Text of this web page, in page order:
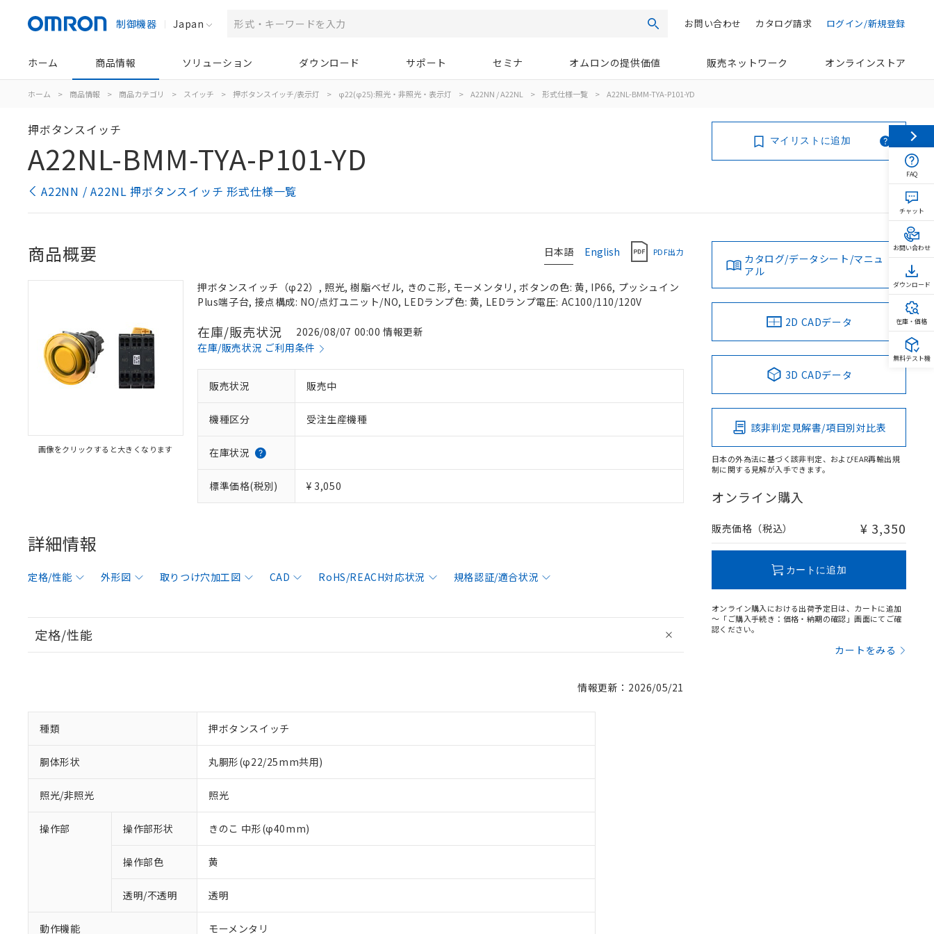
制御機器 Japan 検索 ログイン/新規登録
カタログ請求
お問い合わせ
ホーム 商品情報 ソリューション ダウンロード サポート セミナ オムロンの提供価値 販売ネットワーク オンラインストア
ホーム > 商品情報 > 商品カテゴリ > スイッチ > 押ボタンスイッチ/表示灯 > φ22(φ25):照光・非照光・表示灯 > A22NN / A22NL > 形式仕様一覧 > A22NL-BMM-TYA-P101-YD
押ボタンスイッチ
A22NL-BMM-TYA-P101-YD
A22NN / A22NL 押ボタンスイッチ 形式仕様一覧
マイリストに追加
日本語 English PDF出力
商品概要
画像をクリックすると大きくなります
押ボタンスイッチ（φ22）, 照光, 樹脂ベゼル, きのこ形, モーメンタリ, ボタンの色: 黄, IP66, プッシュイン
Plus端子台, 接点構成: NO/点灯ユニット/NO, LEDランプ色: 黄, LEDランプ電圧: AC100/110/120V
在庫/販売状況
2026/08/07 00:00 情報更新
在庫/販売状況 ご利用条件
販売状況 販売中
機種区分 受注生産機種
在庫状況
標準価格(税別) ¥ 3,050
詳細情報
定格/性能 外形図 取りつけ穴加工図 CAD RoHS/REACH対応状況 規格認証/適合状況
定格/性能
情報更新：2026/05/21
種類 押ボタンスイッチ
胴体形状 丸胴形(φ22/25mm共用)
照光/非照光 照光
操作部 操作部形状 きのこ 中形(φ40mm)
操作部色 黄
透明/不透明 透明
動作機能 モーメンタリ
カタログ/データシート/マニュ
アル
2D CADデータ
3D CADデータ
該非判定見解書/項目別対比表
日本の外為法に基づく該非判定、およびEAR再輸出規
制に関する見解が入手できます。
オンライン購入
販売価格（税込） ¥ 3,350
カートに追加
オンライン購入における出荷予定日は、カートに追加
～「ご購入手続き：価格・納期の確認」画面にてご確
認ください。
カートをみる
FAQ
チャット
お問い合わせ
ダウンロード
在庫・価格
無料テスト機